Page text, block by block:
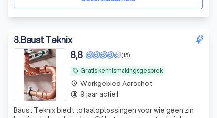
8.Baust Teknix
local_offer Gratis kennismakingsgesprek
(15)
8,8
Baust Teknix biedt totaaloplossingen voor wie geen zin
place Werkgebied Aarschot
timelapse 9 jaar actief